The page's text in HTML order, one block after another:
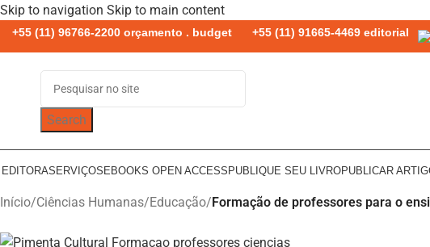
Skip to navigation Skip to main content
+55 (11) 96766-2200 orçamento . budget +55 (11) 91665-4469 editorial
Search
SERVIÇOS EBOOKS OPEN ACCESS PUBLIQUE SEU LIVROPUBLICAR
Início/Ciências Humanas/Educação/Formação de professores para o